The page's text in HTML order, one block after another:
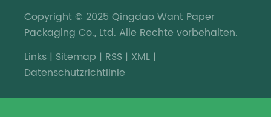
Copyright © 2025 Qingdao Want Paper
Packaging Co., Ltd. Alle Rechte vorbehalten.
Links | Sitemap | RSS | XML |
Datenschutzrichtlinie